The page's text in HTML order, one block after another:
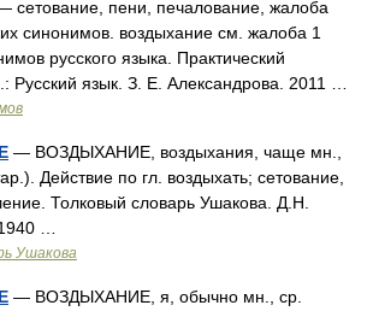
сетование, пени, печалование, жалоба
синонимов. воздыхание см. жалоба 1
русского языка. Практический
Русский язык. З. Е. Александрова. 2011 …
— ВОЗДЫХАНИЕ, воздыхания, чаще мн.,
Действие по гл. воздыхать; сетование,
Толковый словарь Ушакова. Д.Н.
…
Ушакова
— ВОЗДЫХАНИЕ, я, обычно мн., ср.